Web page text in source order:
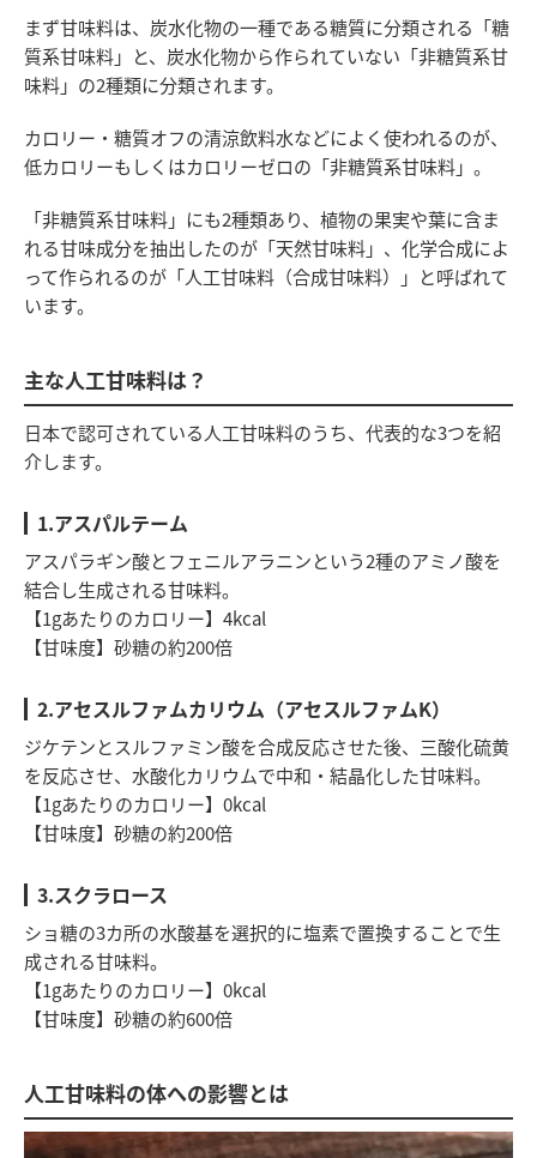
まず甘味料は、炭水化物の一種である糖質に分類される「糖
質系甘味料」と、炭水化物から作られていない「非糖質系甘
味料」の2種類に分類されます。
カロリー・糖質オフの清涼飲料水などによく使われるのが、
低カロリーもしくはカロリーゼロの「非糖質系甘味料」。
「非糖質系甘味料」にも2種類あり、植物の果実や葉に含ま
れる甘味成分を抽出したのが「天然甘味料」、化学合成によ
って作られるのが「人工甘味料（合成甘味料）」と呼ばれて
います。
主な人工甘味料は？
日本で認可されている人工甘味料のうち、代表的な3つを紹
介します。
1.アスパルテーム
アスパラギン酸とフェニルアラニンという2種のアミノ酸を
結合し生成される甘味料。
【1gあたりのカロリー】4kcal
【甘味度】砂糖の約200倍
2.アセスルファムカリウム（アセスルファムK）
ジケテンとスルファミン酸を合成反応させた後、三酸化硫黄
を反応させ、水酸化カリウムで中和・結晶化した甘味料。
【1gあたりのカロリー】0kcal
【甘味度】砂糖の約200倍
3.スクラロース
ショ糖の3カ所の水酸基を選択的に塩素で置換することで生
成される甘味料。
【1gあたりのカロリー】0kcal
【甘味度】砂糖の約600倍
人工甘味料の体への影響とは